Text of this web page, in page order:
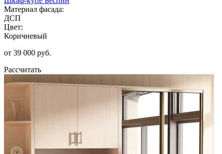
Материал фасада:
ДСП
Цвет:
Коричневый
от 39 000 руб.
Рассчитать